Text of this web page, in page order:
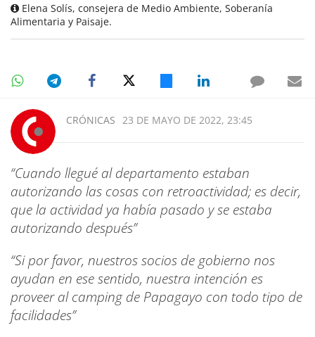
Elena Solís, consejera de Medio Ambiente, Soberanía
Alimentaria y Paisaje.
CRÓNICAS 23 DE MAYO DE 2022, 23:45
“Cuando llegué al departamento estaban
autorizando las cosas con retroactividad; es decir,
que la actividad ya había pasado y se estaba
autorizando después”
“Si por favor, nuestros socios de gobierno nos
ayudan en ese sentido, nuestra intención es
proveer al camping de Papagayo con todo tipo de
facilidades”